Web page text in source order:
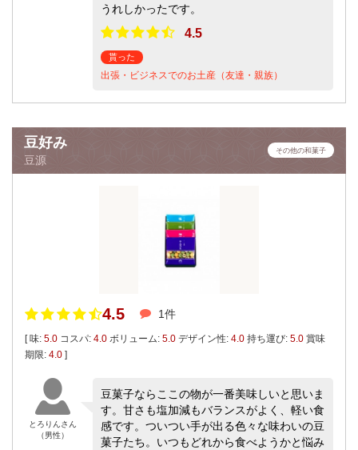
うれしかったです。
4.5
貰った
出張・ビジネスでのお土産（友達・親族）
豆好み
豆源
その他の和菓子
4.5 1件
[ 味: 5.0 コスパ: 4.0 ボリューム: 5.0 デザイン性: 4.0 持ち運び: 5.0 賞味
期限: 4.0 ]
とろりんさん
（男性）
豆菓子ならここの物が一番美味しいと思いま
す。甘さも塩加減もバランスがよく、軽い食
感です。ついつい手が出る色々な味わいの豆
菓子たち。いつもどれから食べようかと悩み